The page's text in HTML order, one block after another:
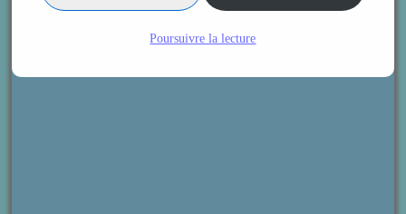
Poursuivre la lecture